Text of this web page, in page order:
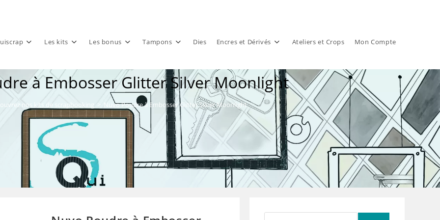
Les kits Les bonus Tampons Dies Encres et Dérivés Ateliers et Crops Mon Compte
à Embosser Glitter Silver Moonlight
nos kits de scrapbooking > Nuvo Poudre à Embosser Glitter Silver Moonlight